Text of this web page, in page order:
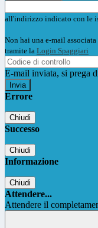
all'indirizzo indicato con le
Non hai una e-mail
tramite la Login Spaggiari
E-mail inviata, si prega
Errore
Chiudi
Successo
Chiudi
Informazione
Chiudi
Attendere...
Attendere il